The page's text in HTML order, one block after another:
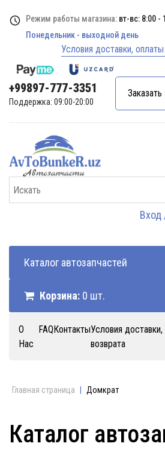
Режим работы магазина: вт-вс: 8:00 -
Понедельник - выходной день
Условия доставки,
+99897-777-3351
Поддержка: 09:00-20:00
Заказать
Вход
Каталог автозапчастей
Корзина: 0 шт.
О
Нас
FAQКонтактыУсловия
возврата
Главная страница Домкрат
Каталог